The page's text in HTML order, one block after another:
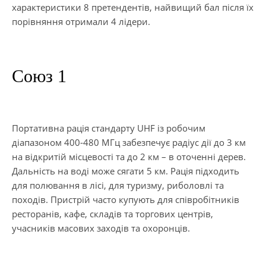
характеристики 8 претендентів, найвищий бал після їх
порівняння отримали 4 лідери.
Союз 1
Портативна рація стандарту UHF із робочим
діапазоном 400-480 МГц забезпечує радіус дії до 3 км
на відкритій місцевості та до 2 км – в оточенні дерев.
Дальність на воді може сягати 5 км. Рація підходить
для полювання в лісі, для туризму, риболовлі та
походів. Пристрій часто купують для співробітників
ресторанів, кафе, складів та торгових центрів,
учасників масових заходів та охоронців.